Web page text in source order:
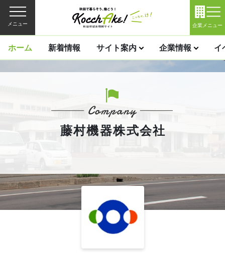
メニュー 企業メニュー
ホーム 新着情報 サイト案内 企業情報 イ
藤村機器株式会社